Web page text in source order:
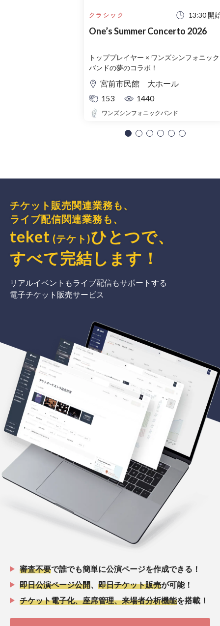
クラシック 13:30 開
One’s Summer Concerto 2026
トッププレイヤー × ワンズシンフォニック
バンドの夢のコラボ！
宮前市民館 大ホール
153
1440
ワンズシンフォニックバンド
チケット販売関連業務も、
ライブ配信関連業務も、
teket (テケト)ひとつで、
すべて完結 します ！
リアルイベントもライブ配信もサポートする
電子チケット販売サービス
審査不要で誰でも簡単に公演ページを作成できる！
即日公演ページ公開
即日チケット販売が可能！
チケット電子化、座席管理、来場者分析機能を搭載！